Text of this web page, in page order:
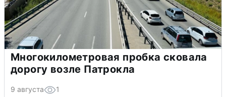
Многокилометровая пробка сковала
дорогу возле Патрокла
9 августа 1